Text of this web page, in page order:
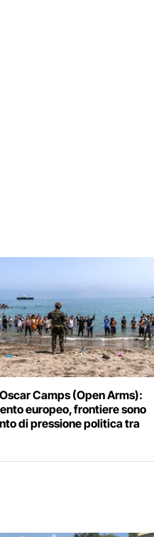
Camps (Open Arms):
europeo, frontiere sono
di pressione politica tra